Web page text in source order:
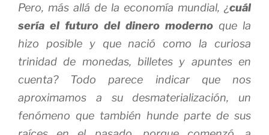
Pero, más allá de la economía mundial, ¿cuál
sería el futuro del dinero moderno que la
hizo posible y que nació como la curiosa
trinidad de monedas, billetes y apuntes en
cuenta? Todo parece indicar que nos
aproximamos a su desmaterialización, un
fenómeno que también hunde parte de sus